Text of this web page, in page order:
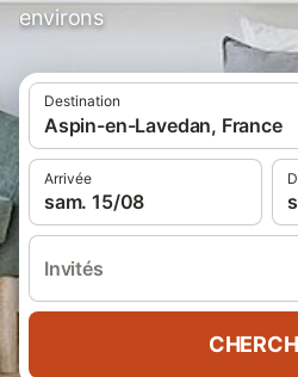
environs
Destination
Aspin-en-Lavedan, France
Arrivée
sam. 15/08
Invités